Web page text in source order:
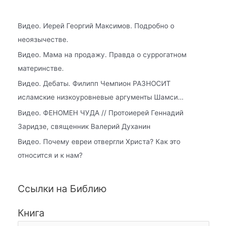
Видео. Иерей Георгий Максимов. Подробно о
неоязычестве.
Видео. Мама на продажу. Правда о суррогатном
материнстве.
Видео. Дебаты. Филипп Чемпион РАЗНОСИТ
исламские низкоуровневые аргументы Шамси…
Видео. ФЕНОМЕН ЧУДА // Протоиерей Геннадий
Заридзе, священник Валерий Духанин
Видео. Почему евреи отвергли Христа? Как это
относится и к нам?
Ссылки на Библию
Книга